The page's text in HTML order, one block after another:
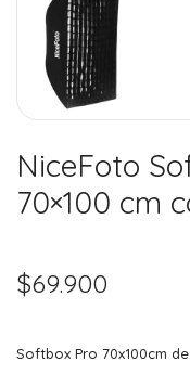
NiceFoto
70×100 cm
$69.900
Softbox Pro 70x100cm